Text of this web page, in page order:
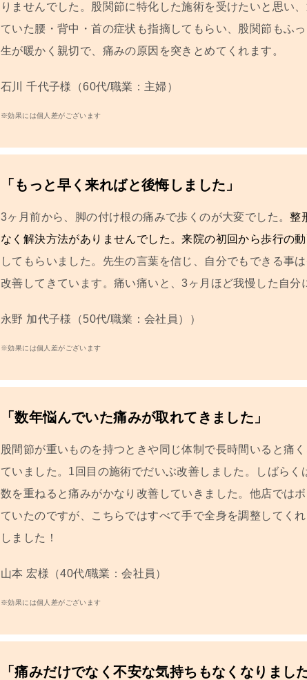
りませんでした。股関節に特化した施術を受けたいと思い
ていた腰・背中・首の症状も指摘してもらい、股関節もふ
生が暖かく親切で 、痛みの原因を突きとめてくれます。
石川 千代子様（60代/職業：主婦）
※効果には個人差がございます
「もっと早く来ればと後悔しました」
3ヶ月前から、 脚の付け根の痛みで歩くのが大変でした。整
なく解決方法がありませんでした。来院の初回から歩行の
してもらいました。先生の言葉を信じ、自分でもできる事
改善してきています 。痛い痛いと、3ヶ月ほど我慢した自分
永野 加代子様（50代/職業：会社員））
※効果には個人差がございます
「数年悩んでいた痛みが取れてきました」
股間節が重いものを持つときや同じ体制で長時間いると痛
ていました。1回目の施術でだいぶ改善しました。しばらく
数を重ねると痛みがかなり改善していきました。他店では
ていたのですが、こちらではすべて手で全身を調整してく
しました！
山本 宏様（40代/職業：会社員）
※効果には個人差がございます
「痛みだけでなく不安な気持ちもなくなりました